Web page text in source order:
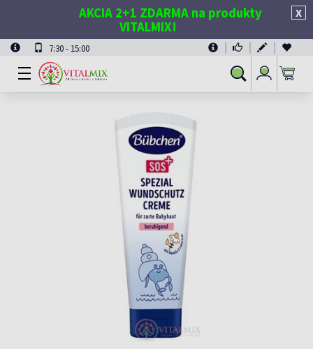
X
AKCIA 2+1 ZDARMA na produkty
VITALMIX!
7:30 - 15:00
Vyhľadávanie
Prihlásiť
sa